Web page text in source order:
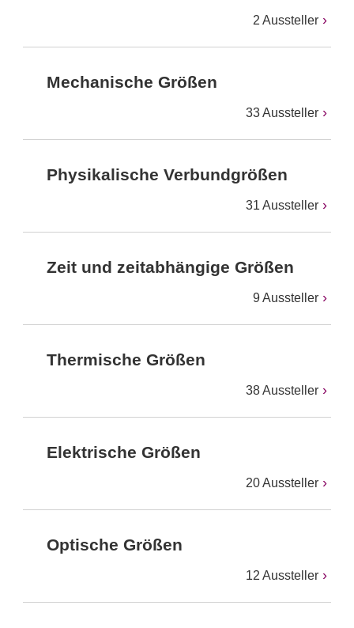
2 Aussteller
Mechanische Größen
33 Aussteller
Physikalische Verbundgrößen
31 Aussteller
Zeit und zeitabhängige Größen
9 Aussteller
Thermische Größen
38 Aussteller
Elektrische Größen
20 Aussteller
Optische Größen
12 Aussteller